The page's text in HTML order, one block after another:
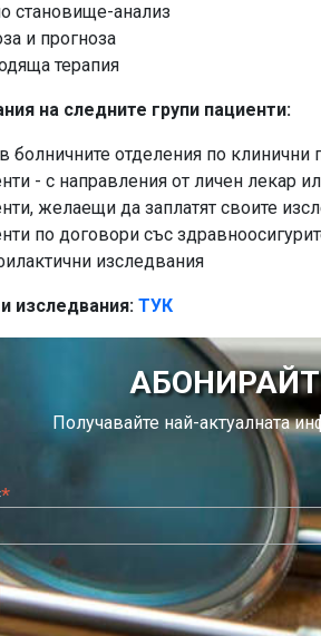
становище-анализ
и прогноза
терапия
на следните групи пациенти:
болничните отделения по клинични
- с направления от личен лекар
желаещи да заплатят своите
по договори със
изследвания
изследвания: ТУК
Получавайте най-актуалната
*